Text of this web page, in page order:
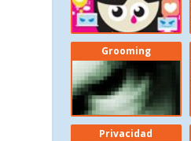
Grooming
Privacidad